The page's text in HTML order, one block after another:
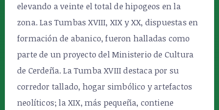
elevando a veinte el total de hipogeos en la
zona. Las Tumbas XVIII, XIX y XX, dispuestas en
formación de abanico, fueron halladas como
parte de un proyecto del Ministerio de Cultura
de Cerdeña. La Tumba XVIII destaca por su
corredor tallado, hogar simbólico y artefactos
neolíticos; la XIX, más pequeña, contiene